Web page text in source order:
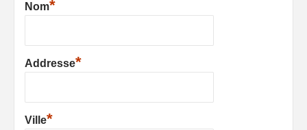
Nom*
Addresse*
Ville*